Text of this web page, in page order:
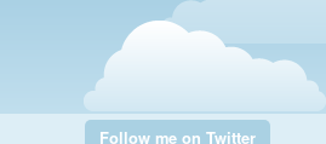
Follow me on Twitter